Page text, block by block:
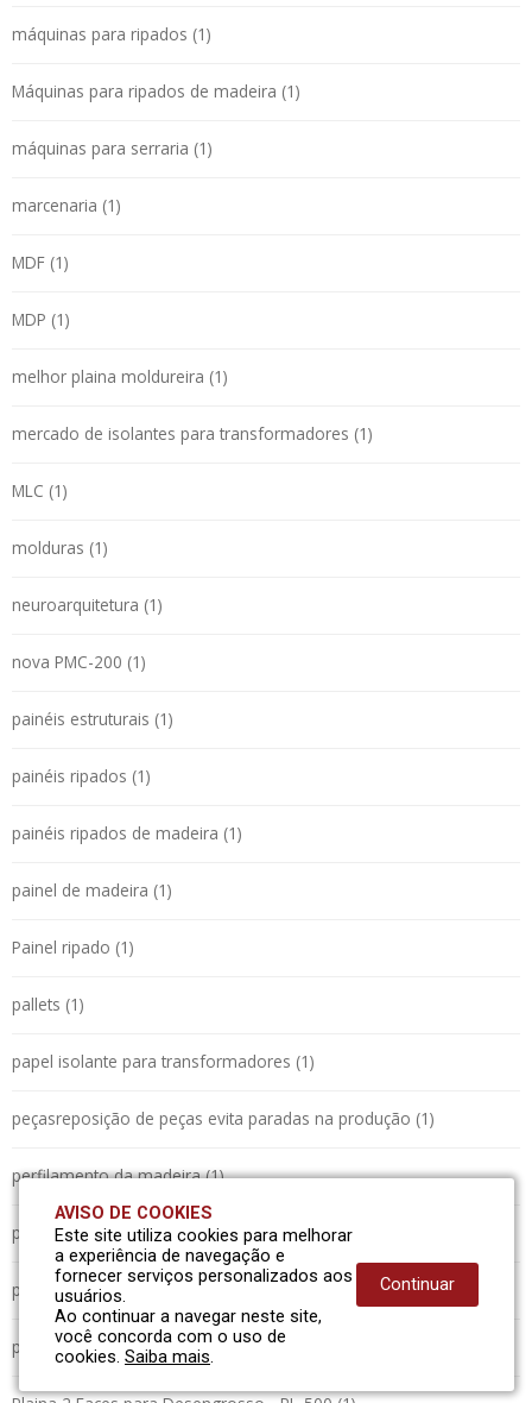
máquinas para ripados (1)
Máquinas para ripados de madeira (1)
máquinas para serraria (1)
marcenaria (1)
MDF (1)
MDP (1)
melhor plaina moldureira (1)
mercado de isolantes para transformadores (1)
MLC (1)
molduras (1)
neuroarquitetura (1)
nova PMC-200 (1)
painéis estruturais (1)
painéis ripados (1)
painéis ripados de madeira (1)
painel de madeira (1)
Painel ripado (1)
pallets (1)
papel isolante para transformadores (1)
peçasreposição de peças evita paradas na produção (1)
perfilamento da madeira (1)
pinus (1)
plaina (1)
plaina (1)
AVISO DE COOKIES
Este site utiliza cookies para melhorar
a experiência de navegação e
fornecer serviços personalizados aos
usuários.
Ao continuar a navegar neste site,
você concorda com o uso de
cookies. Saiba mais.
Continuar